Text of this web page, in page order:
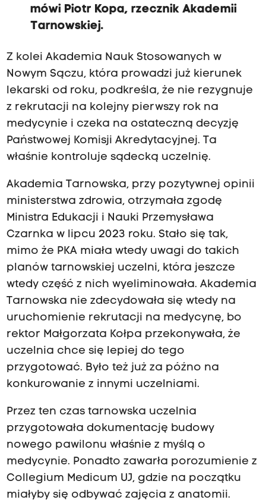
mówi Piotr Kopa, rzecznik Akademii
Tarnowskiej.
Z kolei Akademia Nauk Stosowanych w
Nowym Sączu, która prowadzi już kierunek
lekarski od roku, podkreśla, że nie rezygnuje
z rekrutacji na kolejny pierwszy rok na
medycynie i czeka na ostateczną decyzję
Państwowej Komisji Akredytacyjnej. Ta
właśnie kontroluje sądecką uczelnię.
Akademia Tarnowska, przy pozytywnej opinii
ministerstwa zdrowia, otrzymała zgodę
Ministra Edukacji i Nauki Przemysława
Czarnka w lipcu 2023 roku. Stało się tak,
mimo że PKA miała wtedy uwagi do takich
planów tarnowskiej uczelni, która jeszcze
wtedy część z nich wyeliminowała. Akademia
Tarnowska nie zdecydowała się wtedy na
uruchomienie rekrutacji na medycynę, bo
rektor Małgorzata Kołpa przekonywała, że
uczelnia chce się lepiej do tego
przygotować. Było też już za późno na
konkurowanie z innymi uczelniami.
Przez ten czas tarnowska uczelnia
przygotowała dokumentację budowy
nowego pawilonu właśnie z myślą o
medycynie. Ponadto zawarła porozumienie z
Collegium Medicum UJ, gdzie na początku
miałyby się odbywać zajęcia z anatomii.